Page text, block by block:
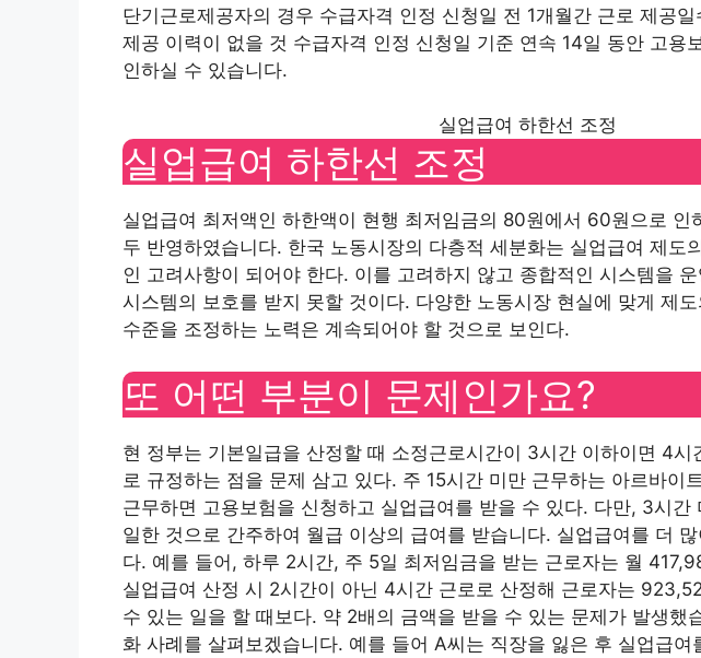
단기근로제공자의 경우 수급자격 인정 신청일 전 1개월간 근로 제공
제공 이력이 없을 것 수급자격 인정 신청일 기준 연속 14일 동안 고용
인하실 수 있습니다.
실업급여 하한선 조정
실업급여 하한선 조정
실업급여 최저액인 하한액이 현행 최저임금의 80원에서 60원으로 인
두 반영하였습니다. 한국 노동시장의 다층적 세분화는 실업급여 제도
인 고려사항이 되어야 한다. 이를 고려하지 않고 종합적인 시스템을
시스템의 보호를 받지 못할 것이다. 다양한 노동시장 현실에 맞게 제
수준을 조정하는 노력은 계속되어야 할 것으로 보인다.
또 어떤 부분이 문제인가요?
현 정부는 기본일급을 산정할 때 소정근로시간이 3시간 이하이면 4시
로 규정하는 점을 문제 삼고 있다. 주 15시간 미만 근무하는 아르바이
근무하면 고용보험을 신청하고 실업급여를 받을 수 있다. 다만, 3시간
일한 것으로 간주하여 월급 이상의 급여를 받습니다. 실업급여를 더
다. 예를 들어, 하루 2시간, 주 5일 최저임금을 받는 근로자는 월
실업급여 산정 시 2시간이 아닌 4시간 근로로 산정해 근로자는
수 있는 일을 할 때보다. 약 2배의 금액을 받을 수 있는 문제가 발생했
화 사례를 살펴보겠습니다. 예를 들어 A씨는 직장을 잃은 후 실업급여